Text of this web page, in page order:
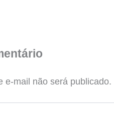
e-mail não será publicado.